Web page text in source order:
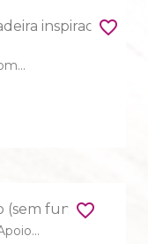
favorite_border
favorite_border